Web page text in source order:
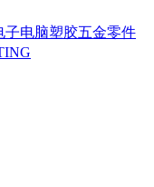
子电脑塑胶五金零件